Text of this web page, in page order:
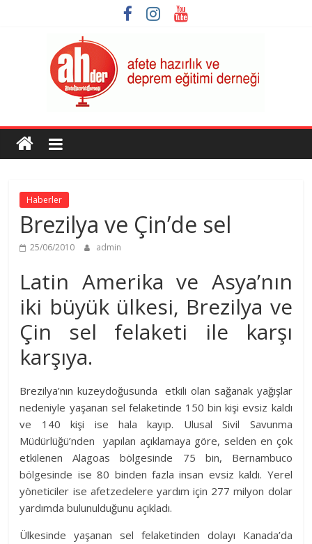
AHDER
Afete
ve
Deprem
Eğitimi
Derneği
Haberler
Brezilya ve Çin’de sel
25/06/2010 admin
Latin Amerika ve Asya’nın
iki büyük ülkesi, Brezilya ve
Çin sel felaketi ile karşı
karşıya.
Brezilya’nın kuzeydoğusunda etkili olan sağanak yağışlar
nedeniyle yaşanan sel felaketinde 150 bin kişi evsiz kaldı
ve 140 kişi ise hala kayıp. Ulusal Sivil Savunma
Müdürlüğü’nden yapılan açıklamaya göre, selden en çok
etkilenen Alagoas bölgesinde 75 bin, Bernambuco
bölgesinde ise 80 binden fazla insan evsiz kaldı. Yerel
yöneticiler ise afetzedelere yardım için 277 milyon dolar
yardımda bulunulduğunu açıkladı.
Ülkesinde yaşanan sel felaketinden dolayı Kanada’da